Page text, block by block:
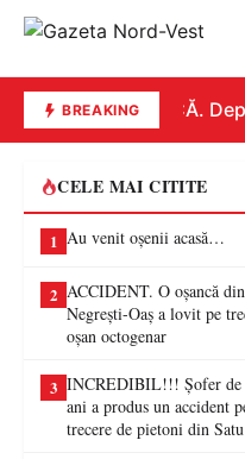
BREAKINGREPLICĂ.
CELE MAI CITITE
1 Au venit oșenii acasă…
2 ACCIDENT. O oșancă din
Negrești-Oaș a lovit pe
oșan octogenar
3 INCREDIBIL!!! Șofer de
ani a produs un accident
trecere de pietoni din